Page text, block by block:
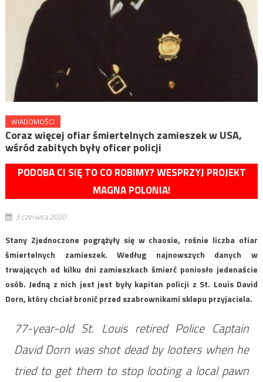
WIADOMOŚCI
Coraz więcej ofiar śmiertelnych zamieszek w USA,
wśród zabitych były oficer policji
PODOBA CI SIĘ TO CO ROBIMY? WESPRZYJ PROJEKT
MAGNA POLONIA!
3 czerwca 2020
Stany Zjednoczone pogrążyły się w chaosie, rośnie liczba ofiar
śmiertelnych zamieszek. Według najnowszych danych w
trwających od kilku dni zamieszkach śmierć poniosło jedenaście
osób. Jedną z nich jest jest były kapitan policji z St. Louis David
Dorn, który chciał bronić przed szabrownikami sklepu przyjaciela.
77-year-old St. Louis retired Police Captain
David Dorn was shot dead by looters when he
tried to get them to stop looting a local pawn